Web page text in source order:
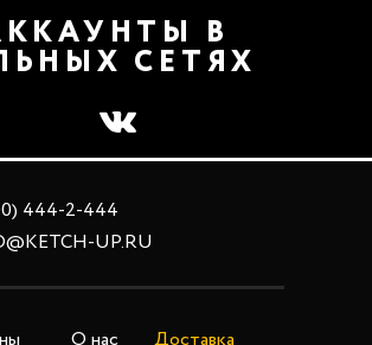
В
СЕТЯХ
444-2-444
UP.RU
О нас Доставка